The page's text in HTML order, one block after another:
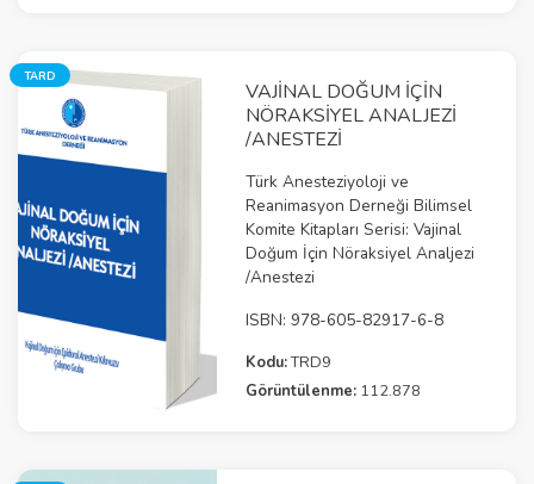
TARD
VAJİNAL DOĞUM İÇİN
NÖRAKSİYEL ANALJEZİ
/ANESTEZİ
Türk Anesteziyoloji ve
Reanimasyon Derneği Bilimsel
Komite Kitapları Serisi: Vajinal
Doğum İçin Nöraksiyel Analjezi
/Anestezi
ISBN: 978-605-82917-6-8
Kodu:TRD9
Görüntülenme: 112.878